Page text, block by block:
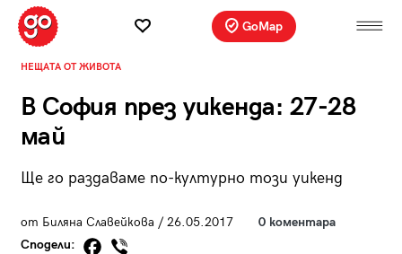
GoMap
НЕЩАТА ОТ ЖИВОТА
В София през уикенда: 27-28
май
Ще го раздаваме по-културно този уикенд
от Биляна Славейкова / 26.05.2017
0 коментара
Сподели: